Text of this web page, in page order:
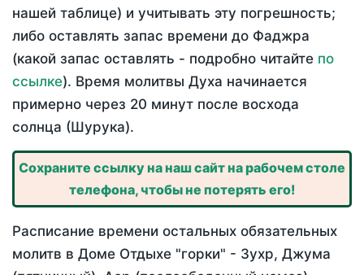
нашей таблице) и учитывать эту погрешность;
либо оставлять запас времени до Фаджра
(какой запас оставлять - подробно читайте по
ссылке). Время молитвы Духа начинается
примерно через 20 минут после восхода
солнца (Шурука).
Сохраните ссылку на наш сайт на рабочем столе
телефона, чтобы не потерять его!
Расписание времени остальных обязательных
молитв в Доме Отдыхе "горки" - Зухр, Джума